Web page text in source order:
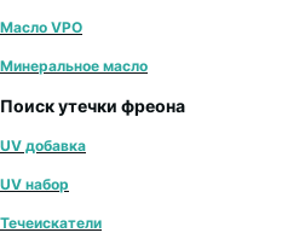
Масло VPO
Минеральное масло
Поиск утечки фреона
UV добавка
UV набор
Течеискатели